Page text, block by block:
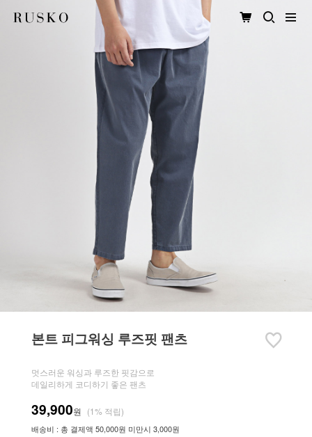
본트 피그워싱 루즈핏 팬츠
멋스러운 워싱과 루즈한 핏감으로
데일리하게 코디하기 좋은 팬츠
39,900원 (1% 적립)
배송비 : 총 결제액 50,000원 미만시 3,000원